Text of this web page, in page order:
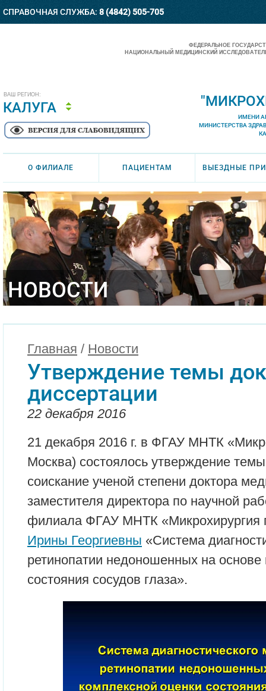
СПРАВОЧНАЯ СЛУЖБА: 8 (4842) 505-705
ВАШ РЕГИОН:
КАЛУГА
ФЕДЕРАЛЬНОЕ
НАЦИОНАЛЬНЫЙ МЕДИЦИНСКИЙ
ИМЕНИ
МИНИСТЕРСТВА
О ФИЛИАЛЕ ПАЦИЕНТАМ ВЫЕЗДНЫЕ
НОВОСТИ
Главная / Новости
Утверждение темы
диссертации
22 декабря 2016
21 декабря 2016 г. в ФГАУ МНТК
Москва) состоялось утверждение
соискание ученой степени доктора
заместителя директора по научной
филиала ФГАУ МНТК «Микрохирургия
Ирины Георгиевны «Система
ретинопатии недоношенных на основе
состояния сосудов глаза».